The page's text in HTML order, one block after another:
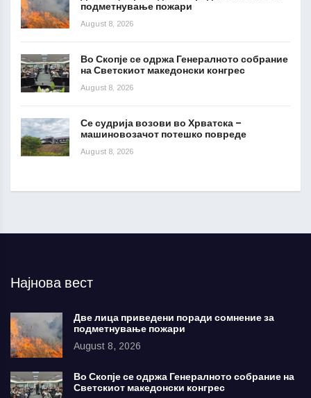
подметнување пожари
August 8, 2026
Во Скопје се одржа Генералното собрание
на Светскиот македонски конгрес
August 8, 2026
Се судрија возови во Хрватска –
машиновозачот потешко повреде
August 8, 2026
Најнова вест
Две лица приведени поради сомнение за
подметнување пожари
August 8, 2026
Во Скопје се одржа Генералното собрание на
Светскиот македонски конгрес